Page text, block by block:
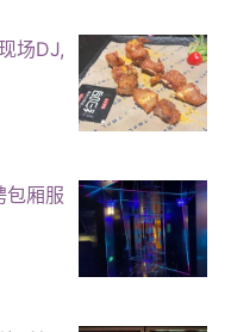
析：从细节看成效** **
整改** 在某次检查中，
通道堵塞被责令整
成功通过复检，赢得
使是大品牌也需时刻
经营导致的法律后果**
吊销。这一案例警示所
场DJ,
包厢服